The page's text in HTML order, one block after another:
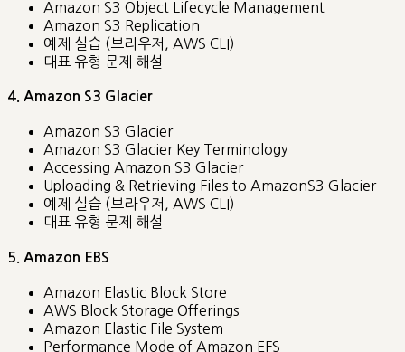
Amazon S3 Object Lifecycle Management
Amazon S3 Replication
예제 실습 (브라우저, AWS CLI)
대표 유형 문제 해설
4. Amazon S3 Glacier
Amazon S3 Glacier
Amazon S3 Glacier Key Terminology
Accessing Amazon S3 Glacier
Uploading & Retrieving Files to AmazonS3 Glacier
예제 실습 (브라우저, AWS CLI)
대표 유형 문제 해설
5. Amazon EBS
Amazon Elastic Block Store
AWS Block Storage Offerings
Amazon Elastic File System
Performance Mode of Amazon EFS